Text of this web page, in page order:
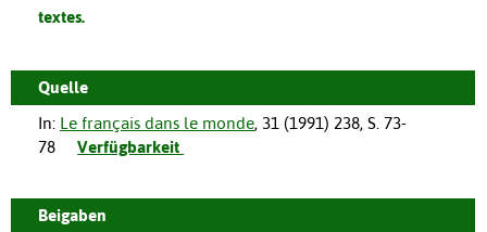
textes.
Quelle
In: Le français dans le monde, 31 (1991) 238, S. 73-
78
Verfügbarkeit
Beigaben